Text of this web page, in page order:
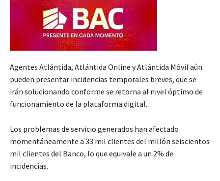
Agentes Atlántida, Atlántida Online y Atlántida Móvil aún
pueden presentar incidencias temporales breves, que se
irán solucionando conforme se retorna al nivel óptimo de
funcionamiento de la plataforma digital.
Los problemas de servicio generados han afectado
momentáneamente a 33 mil clientes del millón seiscientos
mil clientes del Banco, lo que equivale a un 2% de
incidencias.